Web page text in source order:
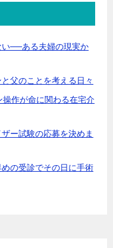
──ある夫婦の現実か
父のことを考える日々
作が命に関わる在宅介
ー試験の応募を決めま
の受診でその日に手術